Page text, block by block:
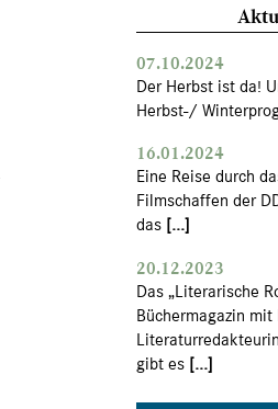
07.10.2024
Der Herbst ist da!
Herbst-/
16.01.2024
Eine Reise durch
Filmschaffen der
das [...]
20.12.2023
Das „Literarische
Büchermagazin mit
gibt es [...]